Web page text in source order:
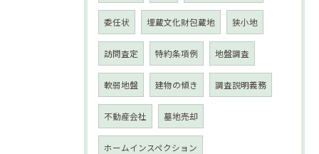
委任状 埋蔵文化財包蔵地 狭小地
訪問査定 特約条項例 地盤調査
軟弱地盤 建物の傾き 調査説明義務
不動産会社 墓地売却
ホームインスペクション